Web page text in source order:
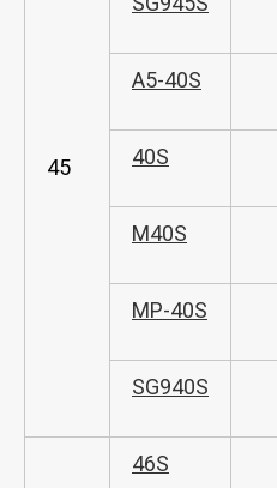
45
A5-40S
40S
M40S
MP-40S
SG940S
46S